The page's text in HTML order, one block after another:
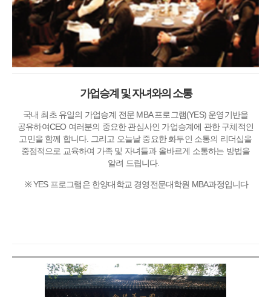
가업승계 및 자녀와의 소통
국내 최초 유일의 가업승계 전문 MBA 프로그램(YES) 운영기반을
공유하여CEO 여러분의 중요한 관심사인 가업승계에 관한 구체적인
고민을 함께 합니다. 그리고 오늘날 중요한 화두인 소통의 리더십을
중점적으로 교육하여 가족 및 자녀들과 올바르게 소통하는 방법을
알려 드립니다.
※ YES 프로그램은 한양대학교 경영전문대학원 MBA과정입니다